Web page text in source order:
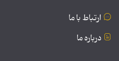
ارتباط با ما
درباره ما